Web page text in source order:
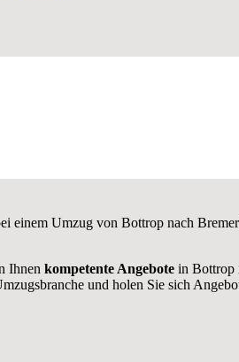
einem Umzug von Bottrop nach
Ihnen kompetente Angebote in Bottrop
und holen Sie sich